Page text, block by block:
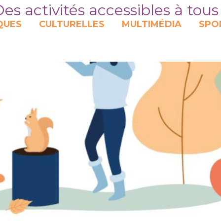
activités accessibles à tous
CULTURELLES MULTIMÉDIA